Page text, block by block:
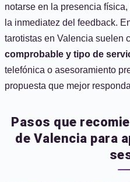
notarse en la presencia
la inmediatez del feedback.
tarotistas en Valencia suelen
comprobable y tipo de
telefónica o asesoramiento
propuesta que mejor
Pasos que
de Valencia para